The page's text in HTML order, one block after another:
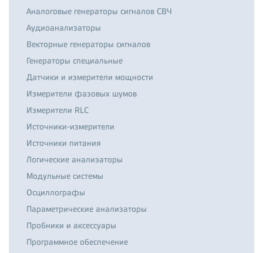
Аналоговые генераторы сигналов СВЧ
Аудиоанализаторы
Векторные генераторы сигналов
Генераторы специальные
Датчики и измерители мощности
Измерители фазовых шумов
Измерители RLC
Источники-измерители
Источники питания
Логические анализаторы
Модульные системы
Осциллографы
Параметрические анализаторы
Пробники и аксессуары
Программное обеспечение